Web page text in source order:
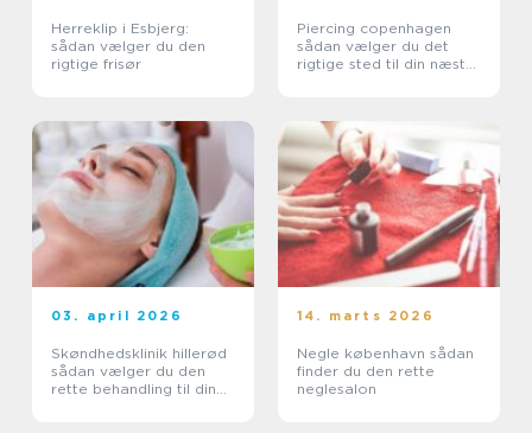
Herreklip i Esbjerg:
sådan vælger du den
rigtige frisør
Piercing copenhagen
sådan vælger du det
rigtige sted til din næste
03. april 2026
Skøndhedsklinik hillerød
sådan vælger du den
rette behandling til din
14. marts 2026
Negle københavn sådan
finder du den rette
neglesalon